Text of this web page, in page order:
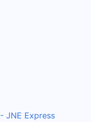
JNE Express